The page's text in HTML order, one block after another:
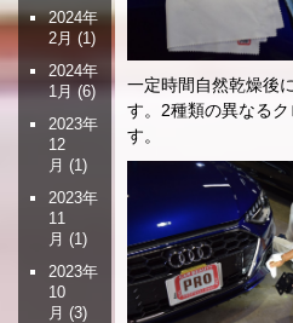
一定時間自然乾燥後
す。2種類の異なるク
す。
2024年
2月 (1)
2024年
1月(6)
2023年
12
月 (1)
2023年
11
月 (1)
2023年
10
月 (3)